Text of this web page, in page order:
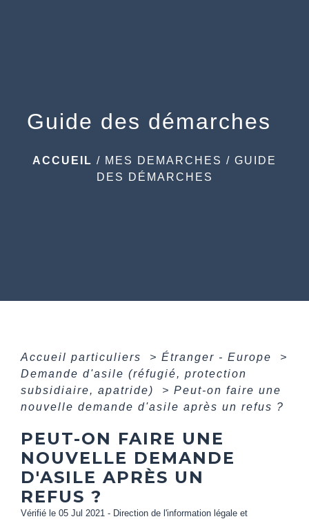
Guide des démarches
ACCUEIL / MES DEMARCHES / GUIDE
DES DÉMARCHES
Accueil particuliers > Étranger - Europe
>
Demande d'asile (réfugié, protection
subsidiaire, apatride)
> Peut-on faire une
nouvelle demande d'asile après un refus ?
PEUT-ON FAIRE UNE
NOUVELLE DEMANDE
D'ASILE APRÈS UN
REFUS ?
Vérifié le 05 Jul 2021 - Direction de l'information légale et